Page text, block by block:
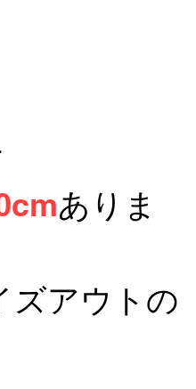
ありま
ズアウトの